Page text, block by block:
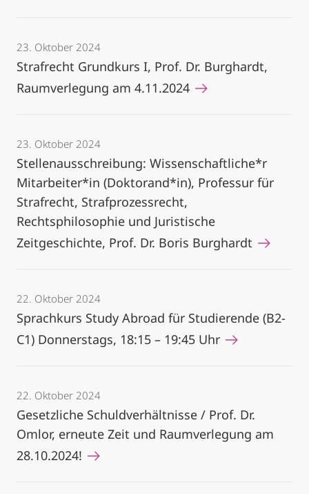
23. Oktober 2024
Strafrecht Grundkurs I, Prof. Dr. Burghardt,
Raumverlegung am 4.11.2024
23. Oktober 2024
Stellenausschreibung: Wissenschaftliche*r
Mitarbeiter*in (Doktorand*in), Professur für
Strafrecht, Strafprozessrecht,
Rechtsphilosophie und Juristische
Zeitgeschichte, Prof. Dr. Boris Burghardt
22. Oktober 2024
Sprachkurs Study Abroad für Studierende (B2-
C1) Donnerstags, 18:15 – 19:45 Uhr
22. Oktober 2024
Gesetzliche Schuldverhältnisse / Prof. Dr.
Omlor, erneute Zeit und Raumverlegung am
28.10.2024!